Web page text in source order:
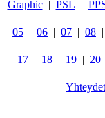
Graphic PSL
05 06 07 08
17 18 19 20
Yhteydet